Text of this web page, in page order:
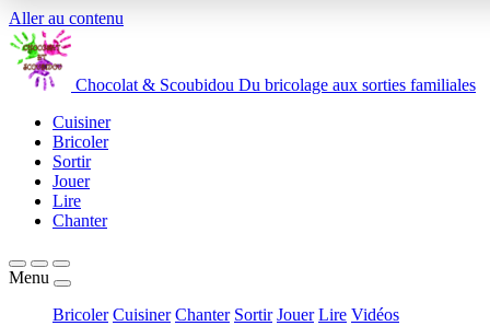
Aller au contenu
Chocolat & Scoubidou Du bricolage aux sorties familiales
Cuisiner
Bricoler
Sortir
Jouer
Lire
Chanter
Menu
Bricoler Cuisiner Chanter Sortir Jouer Lire Vidéos